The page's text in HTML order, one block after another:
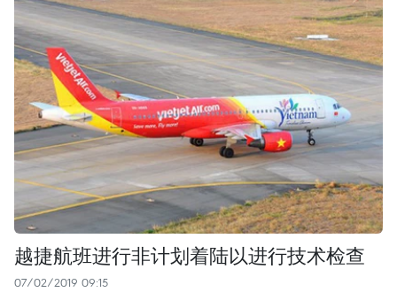
越捷航班进行非计划着陆以进行技术检查
07/02/2019 09:15